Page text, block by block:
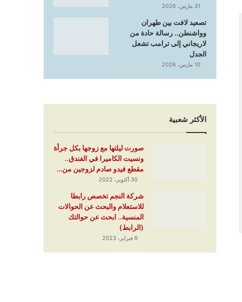
31 مارس، 2026
تصعيد لافت بين طهران
وواشنطن.. رسالة حادة من
لاريجاني إلى ترامب تشعل
الجدل
10 مارس، 2026
الأكثر شعبية
صورت ليلتها مع زوجها بكل جرأة
ونسيت الكاميرا في الفندق..
مقطع فيدو صادم لزوجين من…
30 أكتوبر، 2022
شركة النجم تخصص رابطا
للاستعلام والبحث عن الحوالات
المنسية.. ابحث عن حوالتك
(الرابط)
6 فبراير، 2023